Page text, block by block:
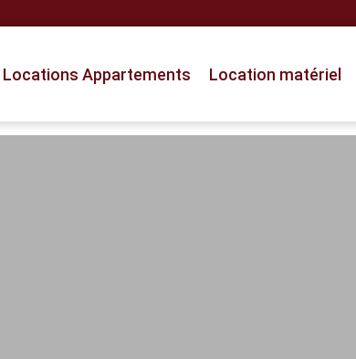
Locations Appartements Location matériel